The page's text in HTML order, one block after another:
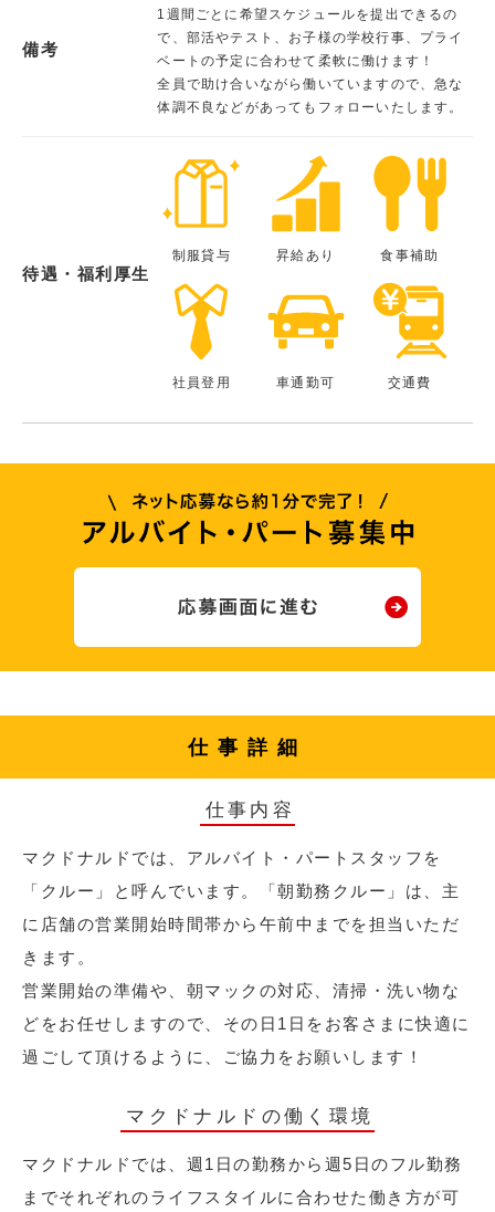
備考
1週間ごとに希望スケジュールを提出できるの
で、部活やテスト、お子様の学校行事、プライ
ベートの予定に合わせて柔軟に働けます！
全員で助け合いながら働いていますので、急な
体調不良などがあってもフォローいたします。
待遇・福利厚生
制服貸与 昇給あり 食事補助
社員登用 車通勤可 交通費
仕事詳細
仕事内容
マクドナルドでは、アルバイト・パートスタッフを
「クルー」と呼んでいます。「朝勤務クルー」は、主
に店舗の営業開始時間帯から午前中までを担当いただ
きます。
営業開始の準備や、朝マックの対応、清掃・洗い物な
どをお任せしますので、その日1日をお客さまに快適に
過ごして頂けるように、ご協力をお願いします！
マクドナルドの働く環境
マクドナルドでは、週1日の勤務から週5日のフル勤務
までそれぞれのライフスタイルに合わせた働き方が可